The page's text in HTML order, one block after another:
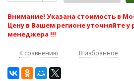
Внимание! Указана стоимость в
Цену в Вашем регионе уточняйте у
менеджера !!!
К сравнению В избранное